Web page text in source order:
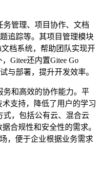
务管理、项目协作、文档
追踪等。其项目管理模块
档系统，帮助团队实现开
Gitee还内置Gitee Go
与部署，提升开发效率。
务和高效的协作能力。平
支持，降低了用户的学习
式，包括公有云、混合云
合规性和安全性的需求。
，便于企业根据业务需求